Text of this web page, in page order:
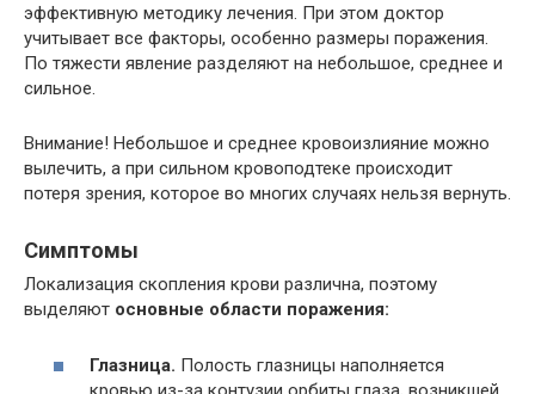
эффективную методику лечения. При этом доктор
учитывает все факторы, особенно размеры поражения.
По тяжести явление разделяют на небольшое, среднее и
сильное.
Внимание! Небольшое и среднее кровоизлияние можно
вылечить, а при сильном кровоподтеке происходит
потеря зрения, которое во многих случаях нельзя вернуть.
Симптомы
Локализация скопления крови различна, поэтому
выделяют основные области поражения:
Глазница. Полость глазницы наполняется